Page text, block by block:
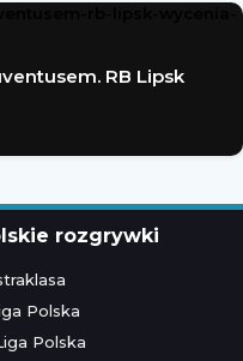
RB Lipsk
rozgrywki
Polska
Polska